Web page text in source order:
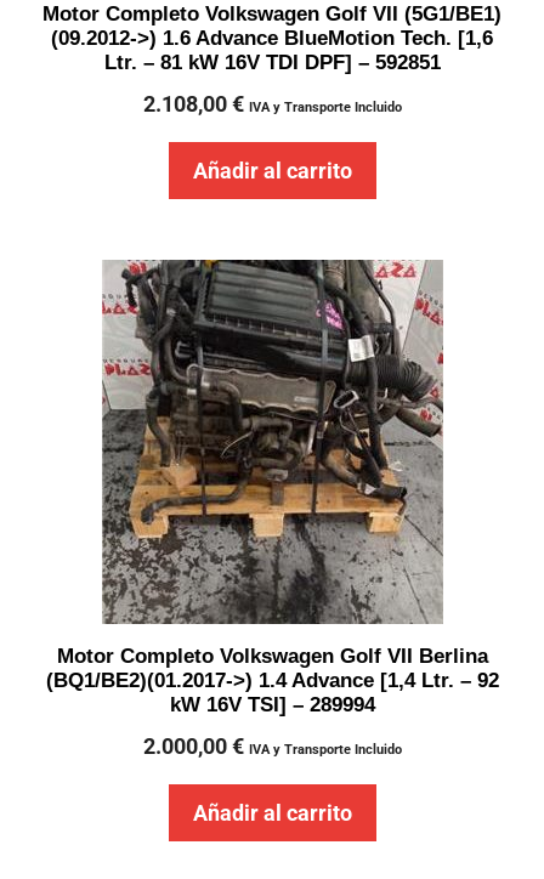
Motor Completo Volkswagen Golf VII (5G1/BE1)
(09.2012->) 1.6 Advance BlueMotion Tech. [1,6
Ltr. – 81 kW 16V TDI DPF] – 592851
2.108,00€ IVA y Transporte Incluido
Añadir al carrito
Motor Completo Volkswagen Golf VII Berlina
(BQ1/BE2)(01.2017->) 1.4 Advance [1,4 Ltr. – 92
kW 16V TSI] – 289994
2.000,00€ IVA y Transporte Incluido
Añadir al carrito